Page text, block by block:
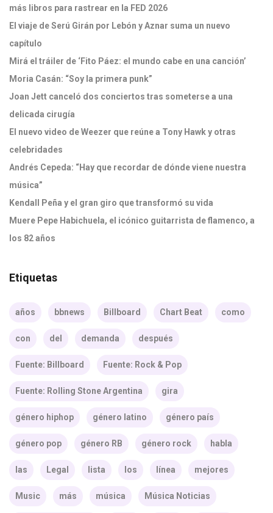
más libros para rastrear en la FED 2026
El viaje de Serú Girán por Lebón y Aznar suma un nuevo
capítulo
Mirá el tráiler de ‘Fito Páez: el mundo cabe en una canción’
Moria Casán: “Soy la primera punk”
Joan Jett canceló dos conciertos tras someterse a una
delicada cirugía
El nuevo video de Weezer que reúne a Tony Hawk y otras
celebridades
Andrés Cepeda: “Hay que recordar de dónde viene nuestra
música”
Kendall Peña y el gran giro que transformó su vida
Muere Pepe Habichuela, el icónico guitarrista de flamenco, a
los 82 años
Etiquetas
años bbnews Billboard Chart Beat como
con del demanda después
Fuente: Billboard Fuente: Rock & Pop
Fuente: Rolling Stone Argentina gira
género hiphop género latino género país
género pop género RB género rock habla
las Legal lista los línea mejores
Music más música Música Noticias